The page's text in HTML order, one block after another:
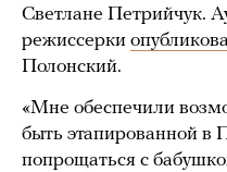
Светлане Петрийчук.
режиссерки
Полонский.
«Мне обеспечили
быть этапированной в
попрощаться с